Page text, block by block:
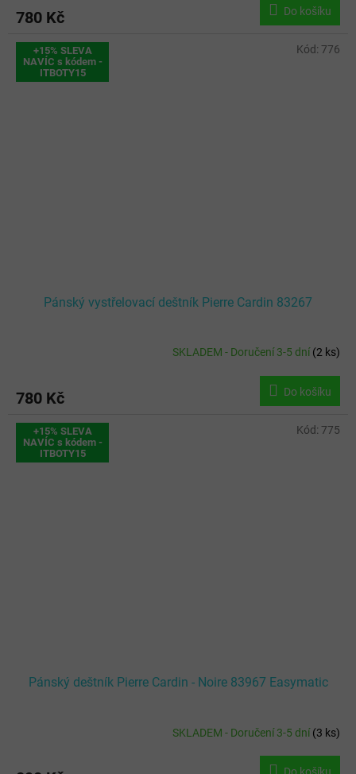
780 Kč Do košíku
+15% SLEVA
NAVÍC s kódem -
ITBOTY15
Pánský vystřelovací deštník Pierre Cardin 83267
SKLADEM - Doručení 3-5 dní(2 ks)
780 Kč Do košíku
Kód: 776
+15% SLEVA
NAVÍC s kódem -
ITBOTY15
Pánský deštník Pierre Cardin - Noire 83967 Easymatic
SKLADEM - Doručení 3-5 dní(3 ks)
Kód: 775